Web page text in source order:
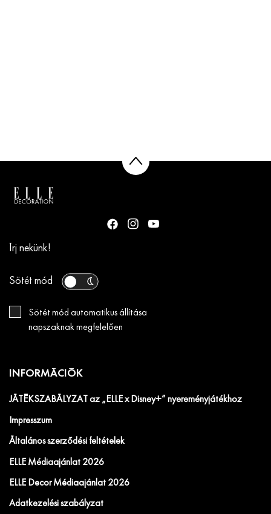
Írj nekünk!
Sötét mód
Sötét mód automatikus állítása
napszaknak megfelelően
INFORMÁCIÓK
JÁTÉKSZABÁLYZAT az „ELLE x Disney+” nyereményjátékhoz
Impresszum
Általános szerződési feltételek
ELLE Médiaajánlat 2026
ELLE Decor Médiaajánlat 2026
Adatkezelési szabályzat